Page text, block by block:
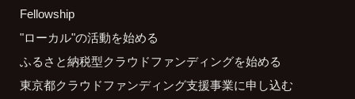
Fellowship
"ローカル"の活動を始める
ふるさと納税型クラウドファンディングを始める
東京都クラウドファンディング支援事業に申し込む